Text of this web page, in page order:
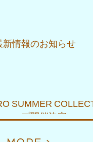
情報のお知らせ
SUMMER
ップ開催決定